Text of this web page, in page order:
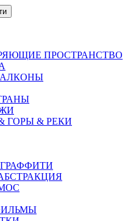
ПРОСТРАНСТВО
ГОРЫ & РЕКИ